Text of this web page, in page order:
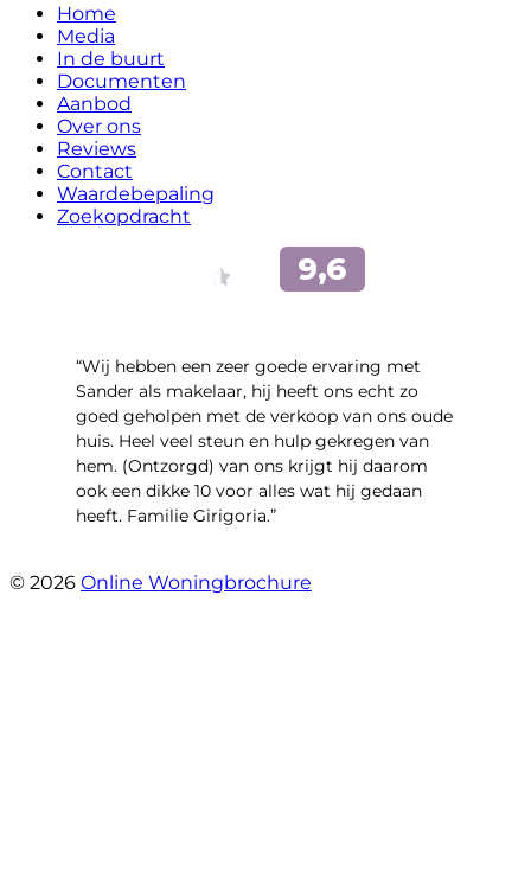
Home
Media
In de buurt
Documenten
Aanbod
Over ons
Reviews
Contact
Waardebepaling
Zoekopdracht
“Wij hebben een zeer goede ervaring met
Sander als makelaar, hij heeft ons echt zo
goed geholpen met de verkoop van ons oude
huis. Heel veel steun en hulp gekregen van
hem. (Ontzorgd) van ons krijgt hij daarom
ook een dikke 10 voor alles wat hij gedaan
heeft. Familie Girigoria.”
© 2026 Online Woningbrochure